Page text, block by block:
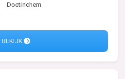
Doetinchem
BEKIJK